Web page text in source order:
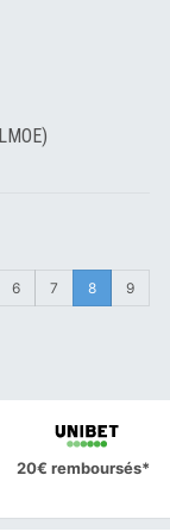
6 7 8 9
20€ remboursés*